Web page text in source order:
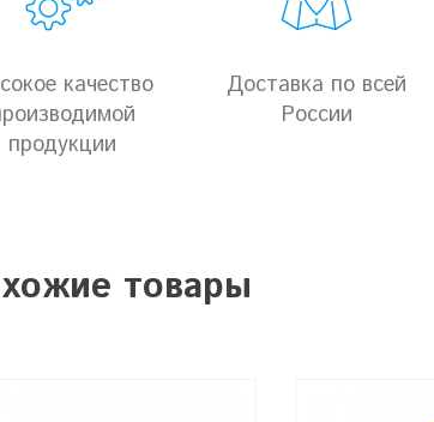
качество
продукции
Доставка по всей
России
товары